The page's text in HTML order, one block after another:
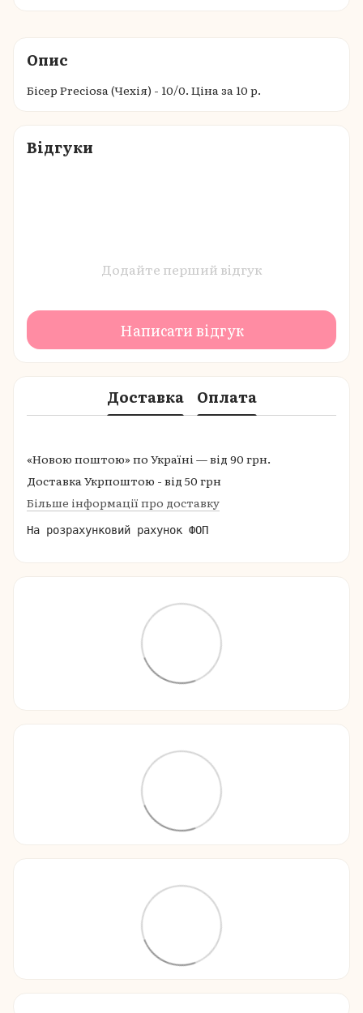
Опис
Бісер Preciosa (Чехія) - 10/0. Ціна за 10 р.
Відгуки
Додайте перший відгук
Написати відгук
Доставка Оплата
«Новою поштою» по Україні — від 90 грн.
Доставка Укрпоштою - від 50 грн
Більше інформації про доставку
На розрахунковий рахунок ФОП